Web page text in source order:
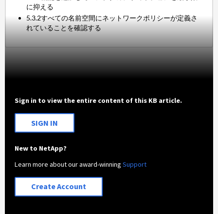
に抑える
5.3.2すべての名前空間にネットワークポリシーが定義さ
れていることを確認する
Sign in to view the entire content of this KB article.
SIGN IN
New to NetApp?
Learn more about our award-winningSupport
Create Account